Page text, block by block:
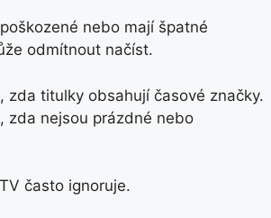
nebo mají špatné
odmítnout načíst.
zda titulky obsahují časové značky.
zda nejsou prázdné nebo
často ignoruje.